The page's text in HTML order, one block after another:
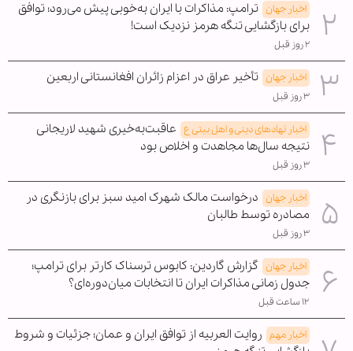
اخبار جهان ترامپ: مذاکرات با ایران به‌خوبی پیش می‌رود؛ توافق
برای بازگشایی تنگه هرمز نزدیک است!
۲ روز قبل
اخبار جهان تأخیر عراق در اعزام زائران افغانستانی اربعین
۳ روز قبل
اخبار نهادهای دینی و اهل بیتی ع عاقبت‌به‌خیری شهید لاریجانی
نتیجه سال‌ها مجاهدت و اخلاص بود
۳ روز قبل
اخبار جهان درخواست مالک شهرک امید سبز برای بازنگری در
مصادره توسط طالبان
۳ روز قبل
اخبار جهان گزارش گاردین: کابوس ترسناک کارتر برای ترامپ؛
جدول زمانی مذاکرات ایران تا انتخابات میان‌دوره‌ای؟
۱۲ ساعت قبل
اخبار مهم روایت العربیه از توافق ایران و عمان؛ جزئیات و شروط